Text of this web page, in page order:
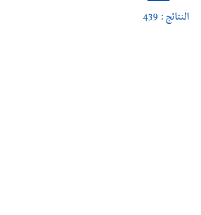
النتائج : 439